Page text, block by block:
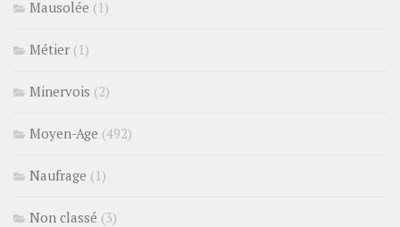
Mausolée (1)
Métier (1)
Minervois (2)
Moyen-Age (492)
Naufrage (1)
Non classé (3)